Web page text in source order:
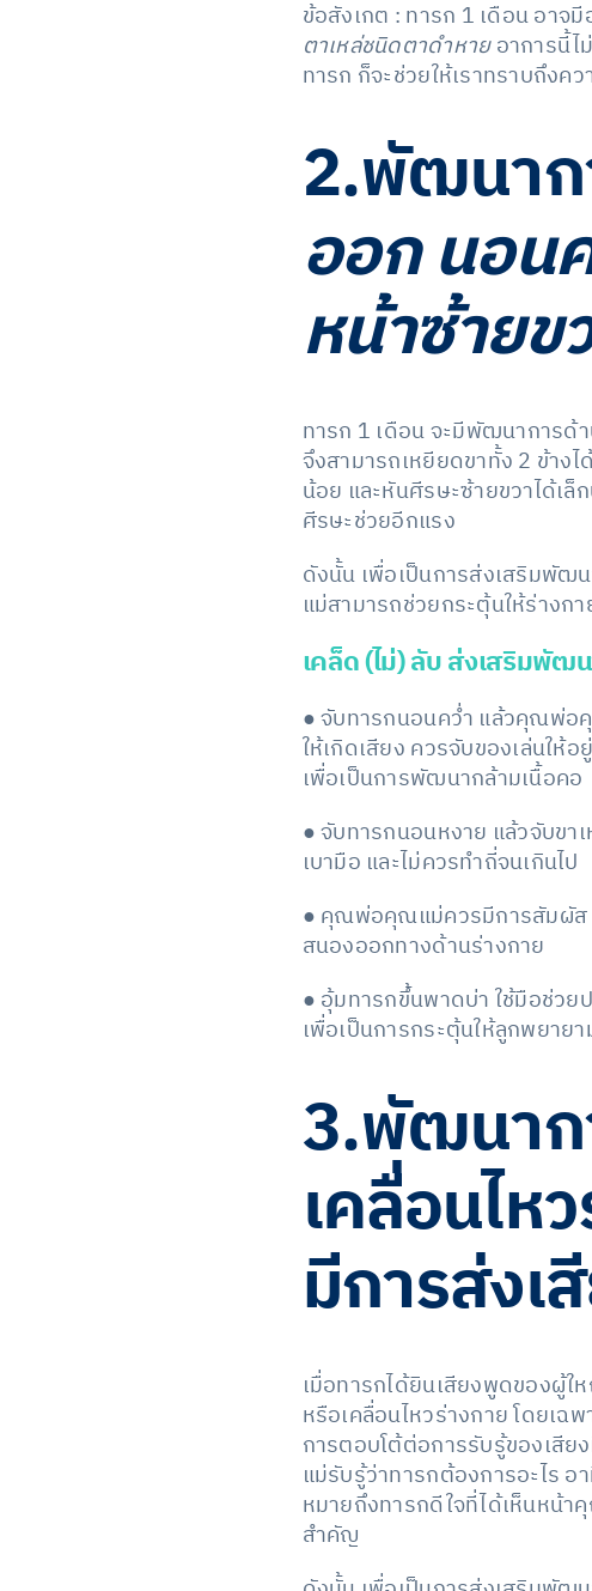
ข้อสังเกต : ทารก 1 เดือน อาจ
ตาเหล่ชนิดตาดำหายอาการนี้ไ
ทารก ก็จะช่วยให้เราทราบถึงค
2.พัฒนาก
ออก นอน
หน้าซ้ายข
ทารก 1 เดือน จะมีพัฒนาการด้
จึงสามารถเหยียดขาทั้ง 2 ข้าง
น้อย และหันศีรษะซ้ายขวาได้เ
ศีรษะช่วยอีกแรง
ดังนั้น เพื่อเป็นการส่งเสริมพัฒ
แม่สามารถช่วยกระตุ้นให้ร่าง
เคล็ด (ไม่) ลับ ส่งเสริมพัฒ
● จับทารกนอนคว่ำ แล้วคุณพ่อ
ให้เกิดเสียง ควรจับของเล่นให้
เพื่อเป็นการพัฒนากล้ามเนื้อคอ
● จับทารกนอนหงาย แล้วจับข
เบามือ และไม่ควรทำถี่จนเกินไป
● คุณพ่อคุณแม่ควรมีการสัมผัส
สนองออกทางด้านร่างกาย
● อุ้มทารกขึ้นพาดบ่า ใช้มือช่วย
เพื่อเป็นการกระตุ้นให้ลูกพยาย
3.พัฒนาก
เคลื่อนไห
มีการส่งเ
เมื่อทารกได้ยินเสียงพูดของผู้
หรือเคลื่อนไหวร่างกาย โดยเ
การตอบโต้ต่อการรับรู้ของเสี
แม่รับรู้ว่าทารกต้องการอะไร
หมายถึงทารกดีใจที่ได้เห็นหน้
สำคัญ